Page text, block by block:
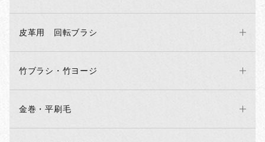
皮革用 回転ブラシ
竹ブラシ・竹ヨージ
金巻・平刷毛